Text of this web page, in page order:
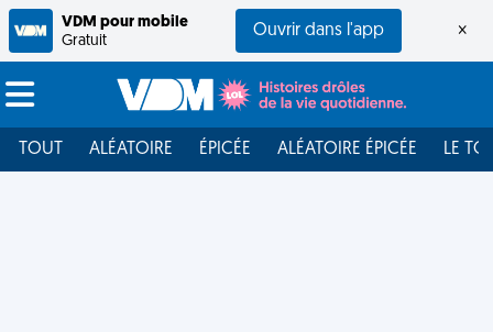
VDM pour mobile
Gratuit
Ouvrir dans l'app ×
TOUT ALÉATOIRE ÉPICÉE ALÉATOIRE ÉPICÉE LE